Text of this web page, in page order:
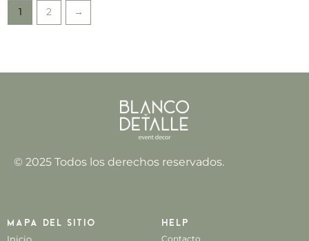
1 2 →
© 2025 Todos los derechos reservados.
Mapa del sitio
Help
Contacto